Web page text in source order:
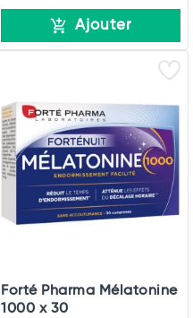
Ajouter
Forté Pharma Mélatonine
1000 x 30